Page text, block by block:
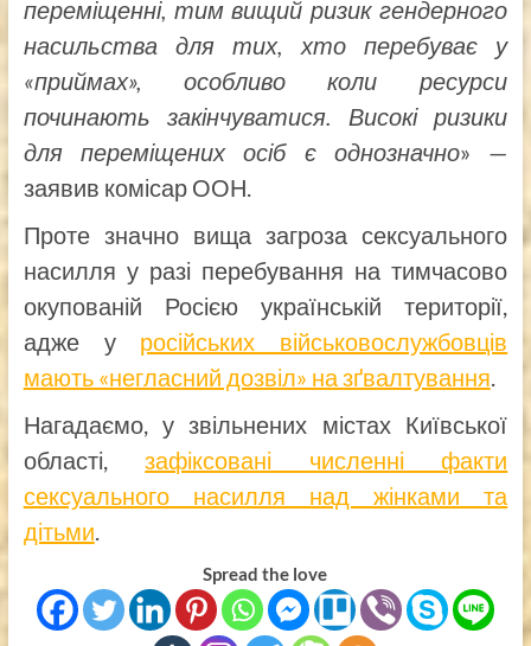
переміщенні, тим вищий ризик гендерного
насильства для тих, хто перебуває у
«приймах», особливо коли ресурси
починають закінчуватися. Високі ризики
для переміщених осіб є однозначно» —
заявив комісар ООН.
Проте значно вища загроза сексуального
насилля у разі перебування на тимчасово
окупованій Росією українській території,
адже у російських військовослужбовців
мають «негласний дозвіл» на зґвалтування
Нагадаємо, у звільнених містах Київської
області,зафіксовані численні факти
сексуального насилля над жінками та
дітьми
Spread the love